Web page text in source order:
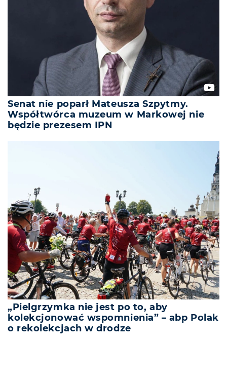
Senat nie poparł Mateusza Szpytmy.
Współtwórca muzeum w Markowej nie
będzie prezesem IPN
„Pielgrzymka nie jest po to, aby
kolekcjonować wspomnienia” – abp Polak
o rekolekcjach w drodze